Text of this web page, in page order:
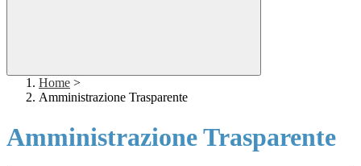
Home >
Amministrazione Trasparente
Amministrazione Trasparente